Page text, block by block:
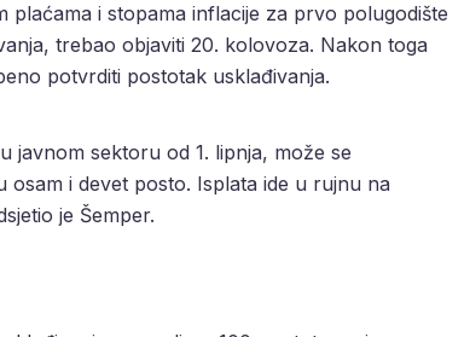
i stopama inflacije za prvo polugodište
trebao objaviti 20. kolovoza. Nakon toga
potvrditi postotak usklađivanja.
javnom sektoru od 1. lipnja, može se
i devet posto. Isplata ide u rujnu na
je Šemper.